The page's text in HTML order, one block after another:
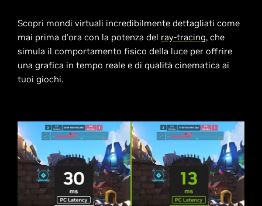
Scopri mondi virtuali incredibilmente dettagliati come
mai prima d'ora con la potenza del ray-tracing, che
simula il comportamento fisico della luce per offrire
una grafica in tempo reale e di qualità cinematica ai
tuoi giochi.